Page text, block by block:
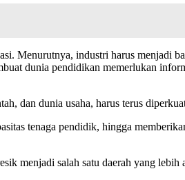
Menurutnya, industri harus menjadi
dunia pendidikan memerlukan
dan dunia usaha, harus terus
tenaga pendidik, hingga
menjadi salah satu daerah yang lebih